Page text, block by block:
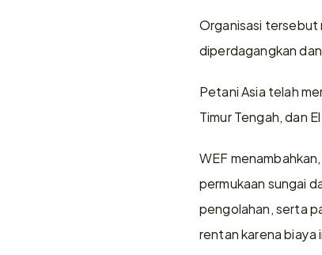
Organisasi tersebut
diperdagangkan
Petani Asia telah
Timur Tengah, dan
WEF
permukaan sungai
pengolahan, serta
rentan karena